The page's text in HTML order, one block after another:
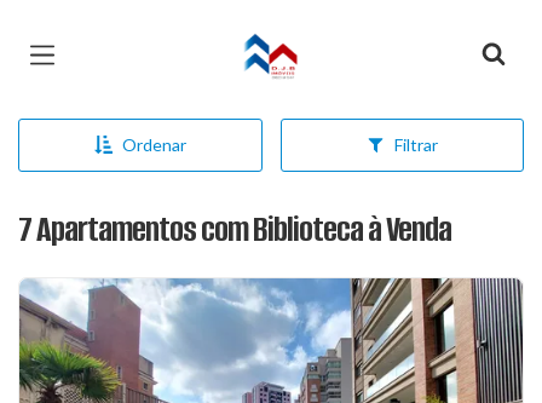
Página inicial
Ordenar Filtrar
7 Apartamentos com Biblioteca à Venda